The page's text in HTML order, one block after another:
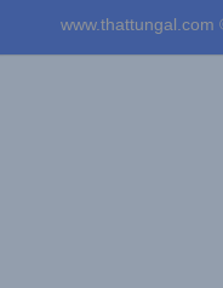
www.thattungal.com